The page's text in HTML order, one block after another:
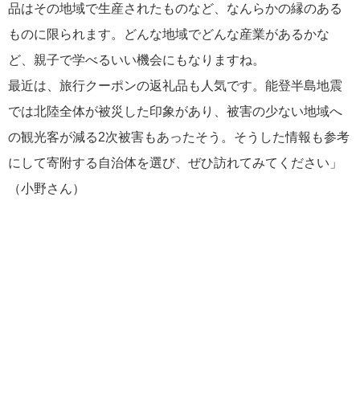
品はその地域で生産されたものなど、なんらかの縁のある
ものに限られます。どんな地域でどんな産業があるかな
ど、親子で学べるいい機会にもなりますね。
最近は、旅行クーポンの返礼品も人気です。能登半島地震
では北陸全体が被災した印象があり、被害の少ない地域へ
の観光客が減る2次被害もあったそう。そうした情報も参考
にして寄附する自治体を選び、ぜひ訪れてみてください」
（小野さん）